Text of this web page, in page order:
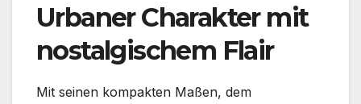
Urbaner Charakter mit
nostalgischem Flair
Mit seinen kompakten Maßen, dem